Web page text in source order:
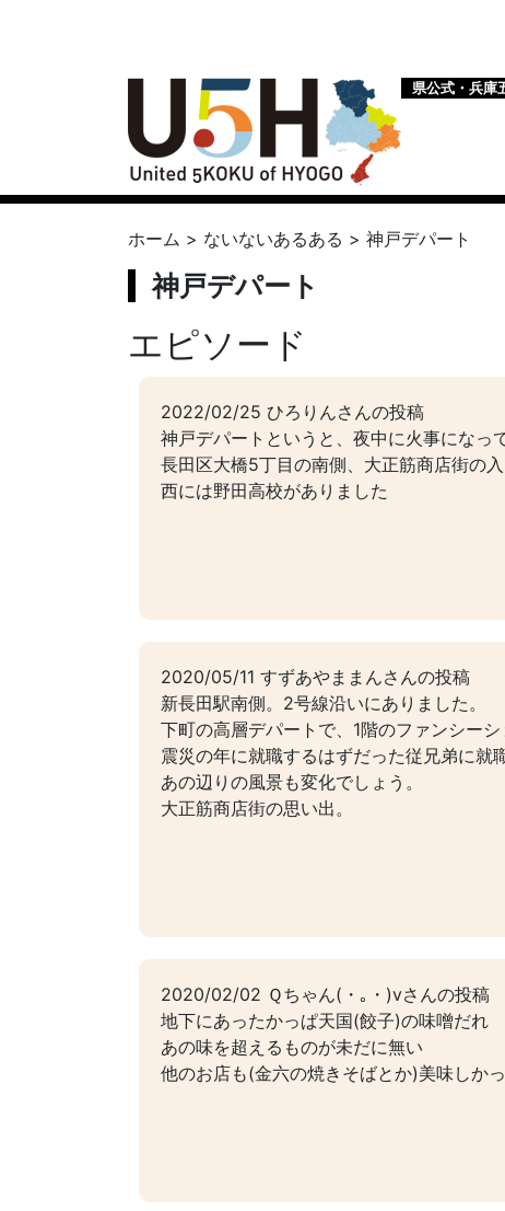
県公式・兵庫
ホーム > ないないあるある > 神戸デパート
神戸デパート
エピソード
2022/02/25 ひろりんさんの投稿
神戸デパートというと、夜中に火事になっ
長田区大橋5丁目の南側、大正筋商店街の
西には野田高校がありました
2020/05/11 すずあやままんさんの投稿
新長田駅南側。2号線沿いにありました。
下町の高層デパートで、1階のファンシー
震災の年に就職するはずだった従兄弟に就
あの辺りの風景も変化でしょう。
大正筋商店街の思い出。
2020/02/02 Ｑちゃん(・｡・)vさんの投稿
地下にあったかっぱ天国(餃子)の味噌だれ
あの味を超えるものが未だに無い
他のお店も(金六の焼きそばとか)美味しか